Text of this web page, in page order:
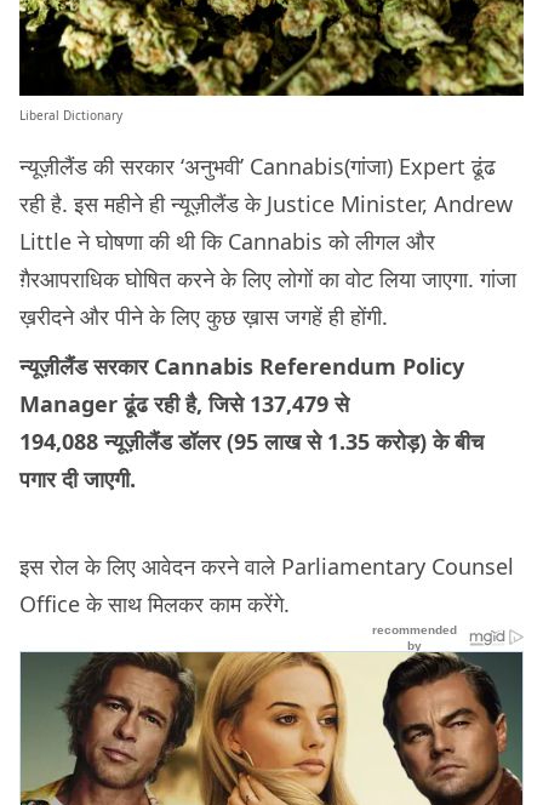
Liberal Dictionary
न्यूज़ीलैंड की सरकार ‘अनुभवी’ Cannabis(गांजा) Expert ढूंढ
रही है. इस महीने ही न्यूज़ीलैंड के Justice Minister, Andrew
Little ने घोषणा की थी कि Cannabis को लीगल और
ग़ैरआपराधिक घोषित करने के लिए लोगों का वोट लिया जाएगा. गांजा
ख़रीदने और पीने के लिए कुछ ख़ास जगहें ही होंगी.
न्यूज़ीलैंड सरकार Cannabis Referendum Policy
Manager ढूंढ रही है, जिसे 137,479 से
194,088 न्यूज़ीलैंड डॉलर (95 लाख से 1.35 करोड़) के बीच
पगार दी जाएगी.
इस रोल के लिए आवेदन करने वाले Parliamentary Counsel
Office के साथ मिलकर काम करेंगे.